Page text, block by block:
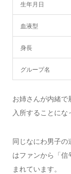
生年月日
血液型
身長
グループ名
お姉さんが内緒で
入所することにな
同じなにわ男子の
はファンから「信
まれています。